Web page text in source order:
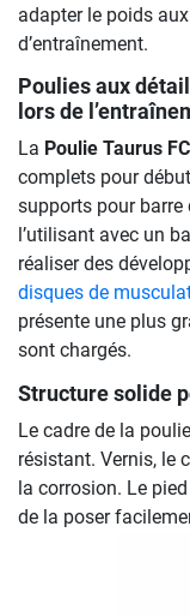
adapter le poids
d’entraînement.
Poulies aux
lors de
La Poulie Taurus
complets pour
supports pour
l’utilisant avec un
réaliser des
disques de
présente une plus
sont chargés.
Structure solide
Le cadre de la
résistant. Vernis, le
la corrosion. Le
de la poser